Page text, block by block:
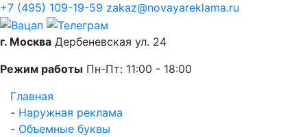
+7 (495) 109-19-59 zakaz@novayareklama.ru
г. Москва Дербеневская ул. 24
Режим работы Пн-Пт: 11:00 - 18:00
Главная
- Наружная реклама
- Объемные буквы